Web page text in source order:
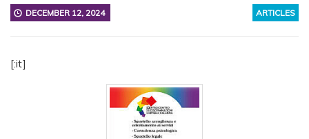
ARTICLES
DECEMBER 12, 2024
[:it]